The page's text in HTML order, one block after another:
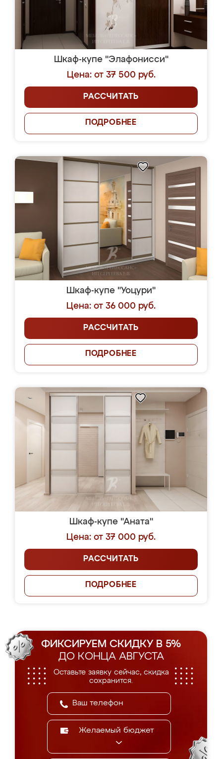
Шкаф-купе "Элафонисси"
Цена: от 37 500 руб.
РАССЧИТАТЬ
ПОДРОБНЕЕ
Шкаф-купе "Уоцури"
Цена: от 36 000 руб.
РАССЧИТАТЬ
ПОДРОБНЕЕ
Шкаф-купе "Аната"
Цена: от 37 000 руб.
РАССЧИТАТЬ
ПОДРОБНЕЕ
ФИКСИРУЕМ СКИДКУ В 5%
ДО КОНЦА АВГУСТА
Оставьте заявку сейчас, скидка
сохранится.
Желаемый бюджет